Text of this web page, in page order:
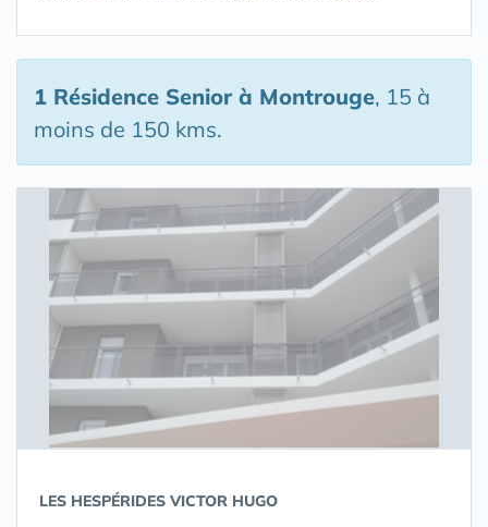
1 Résidence Seniorà Montrouge, 15 à
moins de 150 kms.
LES HESPÉRIDES VICTOR HUGO